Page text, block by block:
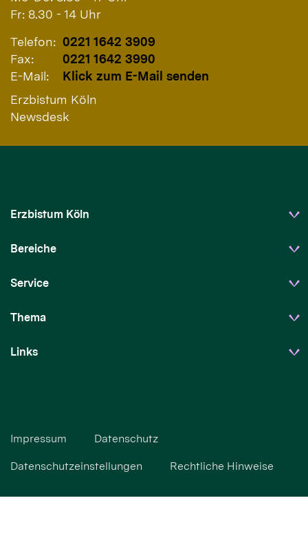
Fr: 8.30 - 14 Uhr
Telefon: 0221 1642 3909
Fax:
0221 1642 3990
E-Mail:
Klick zum E-Mail senden
Erzbistum Köln
Newsdesk
Erzbistum Köln
Bereiche
Service
Thema
Links
Impressum Datenschutz
Datenschutzeinstellungen Rechtliche Hinweise